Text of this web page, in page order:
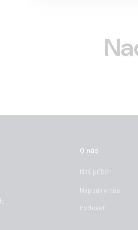
O nás
Náš příběh
Napsali o nás
Podcast